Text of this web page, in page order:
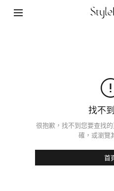
公司概要
找不
很抱歉，找不到您要查找
確，或瀏覽
首